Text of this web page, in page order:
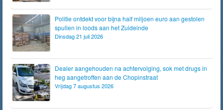
Politie ontdekt voor bijna half miljoen euro aan gestolen
spullen in loods aan het Zuideinde
Dinsdag 21 juli 2026
Dealer aangehouden na achtervolging, sok met drugs in
heg aangetroffen aan de Chopinstraat
Vrijdag 7 augustus 2026